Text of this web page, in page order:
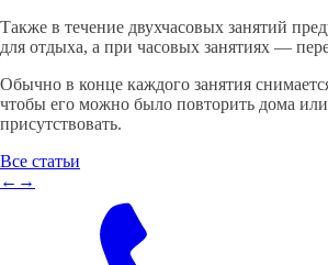
Также в течение двухчасовых занятий
для отдыха, а при часовых занятиях —
Обычно в конце каждого занятия
чтобы его можно было повторить дома или
присутствовать.
Все статьи
← →